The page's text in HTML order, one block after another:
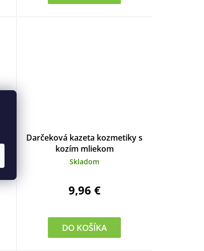
Darčeková kazeta kozmetiky s
kozím mliekom
Skladom
9,96 €
DO KOŠÍKA